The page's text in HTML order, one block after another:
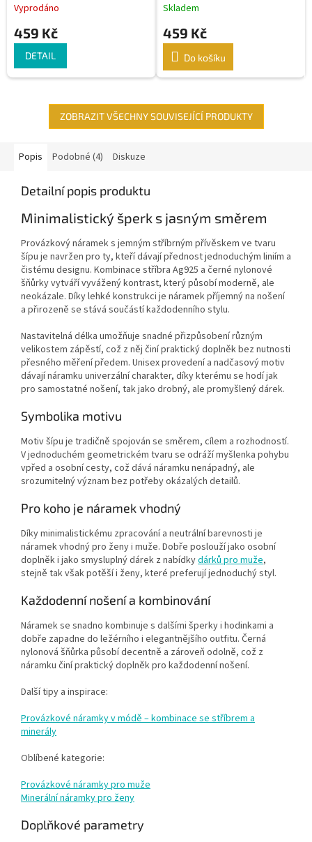
Vyprodáno
459 Kč
DETAIL
Skladem
459 Kč
Do košíku
ZOBRAZIT VŠECHNY SOUVISEJÍCÍ PRODUKTY
Popis Podobné (4) Diskuze
Detailní popis produktu
Minimalistický šperk s jasným směrem
Provázkový náramek s jemným stříbrným přívěskem ve tvaru
šípu je navržen pro ty, kteří dávají přednost jednoduchým liniím a
čistému designu. Kombinace stříbra Ag925 a černé nylonové
šňůrky vytváří vyvážený kontrast, který působí moderně, ale
neokázale. Díky lehké konstrukci je náramek příjemný na nošení
a přirozeně se stává součástí každodenního stylu.
Nastavitelná délka umožňuje snadné přizpůsobení různým
velikostem zápěstí, což z něj činí praktický doplněk bez nutnosti
přesného měření předem. Unisex provedení a nadčasový motiv
dávají náramku univerzální charakter, díky kterému se hodí jak
pro samostatné nošení, tak jako drobný, ale promyšlený dárek.
Symbolika motivu
Motiv šípu je tradičně spojován se směrem, cílem a rozhodností.
V jednoduchém geometrickém tvaru se odráží myšlenka pohybu
vpřed a osobní cesty, což dává náramku nenápadný, ale
srozumitelný význam bez potřeby okázalých detailů.
Pro koho je náramek vhodný
Díky minimalistickému zpracování a neutrální barevnosti je
náramek vhodný pro ženy i muže. Dobře poslouží jako osobní
doplněk i jako smysluplný dárek z nabídkydárků pro muže,
stejně tak však potěší i ženy, které preferují jednoduchý styl.
Každodenní nošení a kombinování
Náramek se snadno kombinuje s dalšími šperky i hodinkami a
dobře zapadne do ležérního i elegantnějšího outfitu. Černá
nylonová šňůrka působí decentně a zároveň odolně, což z
náramku činí praktický doplněk pro každodenní nošení.
Další tipy a inspirace:
Provázkové náramky v módě – kombinace se stříbrem a
minerály
Oblíbené kategorie:
Provázkové náramky pro muže
Minerální náramky pro ženy
Doplňkové parametry